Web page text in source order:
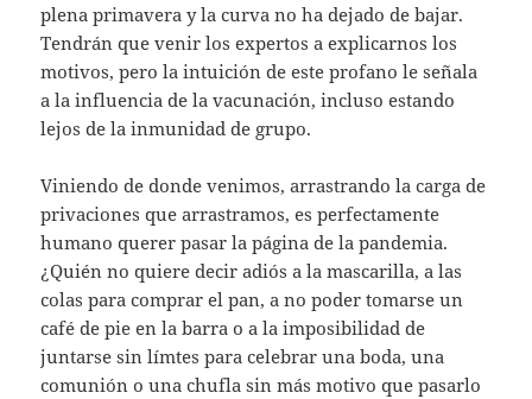
plena primavera y la curva no ha dejado de bajar.
Tendrán que venir los expertos a explicarnos los
motivos, pero la intuición de este profano le señala
a la influencia de la vacunación, incluso estando
lejos de la inmunidad de grupo.
Viniendo de donde venimos, arrastrando la carga de
privaciones que arrastramos, es perfectamente
humano querer pasar la página de la pandemia.
¿Quién no quiere decir adiós a la mascarilla, a las
colas para comprar el pan, a no poder tomarse un
café de pie en la barra o a la imposibilidad de
juntarse sin límtes para celebrar una boda, una
comunión o una chufla sin más motivo que pasarlo